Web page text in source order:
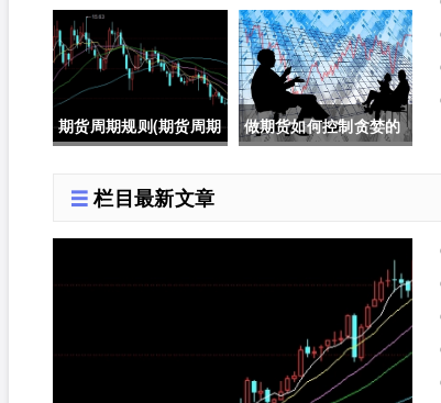
定成交成功(如何确保期
货止损单一定成交成功
呢)
少倍(外盘国际期货杠杆
是多少倍的)
期货周期规则(期货周期
做期货如何控制贪婪的
栏目最新文章